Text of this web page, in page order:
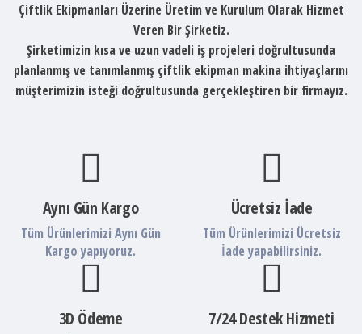
Çiftlik Ekipmanları Üzerine Üretim ve Kurulum Olarak Hizmet
Veren Bir Şirketiz.
Şirketimizin kısa ve uzun vadeli iş projeleri doğrultusunda
planlanmış ve tanımlanmış çiftlik ekipman makina ihtiyaçlarını
müşterimizin isteği doğrultusunda gerçekleştiren bir firmayız.
Aynı Gün Kargo
Tüm Ürünlerimizi Aynı Gün
Kargo yapıyoruz.
Ücretsiz İade
Tüm Ürünlerimizi Ücretsiz
İade yapabilirsiniz.
3D Ödeme 7/24 Destek Hizmeti